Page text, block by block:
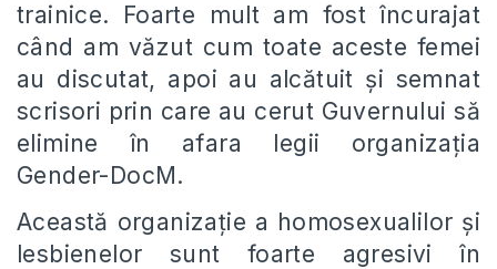
trainice. Foarte mult am fost încurajat
când am văzut cum toate aceste femei
au discutat, apoi au alcătuit și semnat
scrisori prin care au cerut Guvernului să
elimine în afara legii organizația
Gender-DocM.
Această organizație a homosexualilor și
lesbienelor sunt foarte agresivi în